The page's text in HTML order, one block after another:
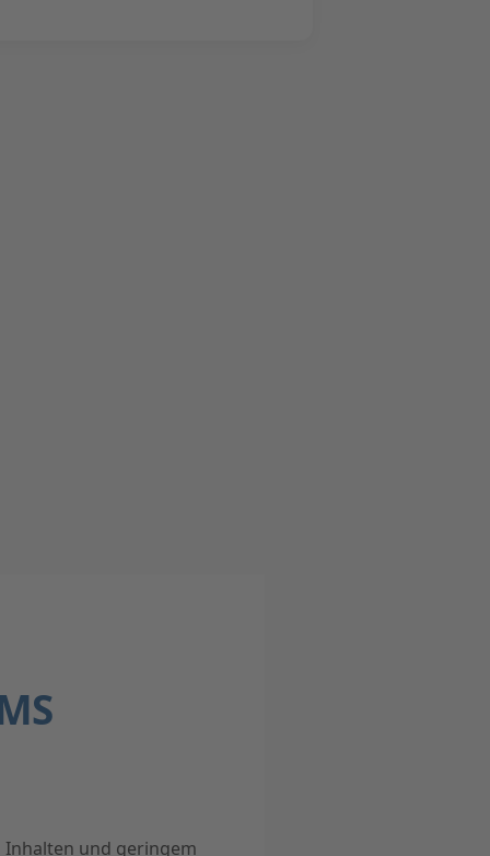
Inhalten und geringem